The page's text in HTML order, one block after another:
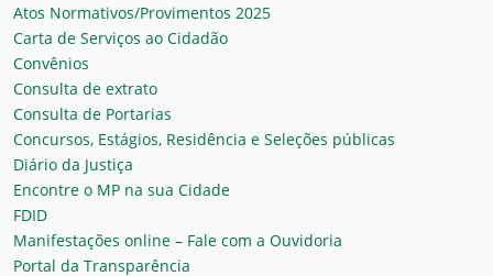
Atos Normativos/Provimentos 2025
Carta de Serviços ao Cidadão
Convênios
Consulta de extrato
Consulta de Portarias
Concursos, Estágios, Residência e Seleções públicas
Diário da Justiça
Encontre o MP na sua Cidade
FDID
Manifestações online – Fale com a Ouvidoria
Portal da Transparência